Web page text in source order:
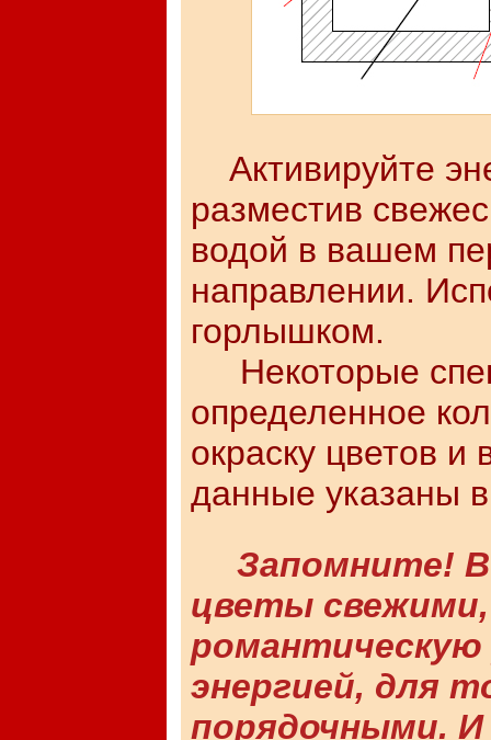
Активируйте
разместив
водой в вашем
направлении.
горлышком.
Некоторые
определенное
окраску цветов
данные указаны
Запомните!
цветы
романтическую
энергией, для
порядочными. И